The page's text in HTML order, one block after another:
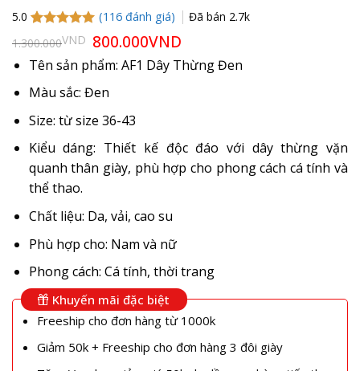
5.0
5.0trên 5
dựa trên
115
đánh giá
(116đánh giá) Đã bán 2.7k
1.300.000VND Giá
gốc
là:
1.300.000VND.
800.000VND
tại
là:
Tên sản phẩm: AF1 Dây Thừng Đen
Màu sắc: Đen
Size: từ size 36-43
Kiểu dáng: Thiết kế độc đáo với dây thừng vặn
quanh thân giày, phù hợp cho phong cách cá tính và
thể thao.
Chất liệu: Da, vải, cao su
Phù hợp cho: Nam và nữ
Phong cách: Cá tính, thời trang
Khuyến mãi đặc biệt
Freeship cho đơn hàng từ 1000k
Giảm 50k + Freeship cho đơn hàng 3 đôi giày